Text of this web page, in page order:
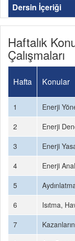
Dersin İçeriği
Haftalık
Çalışmaları
Hafta Konular
1 Enerji
2
Enerji
3
Enerji
4
Enerji
5
6
Isıtma,
7